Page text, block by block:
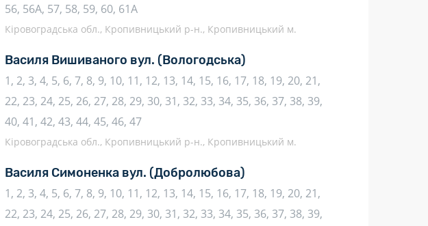
56, 56А, 57, 58, 59, 60, 61А
Кіровоградська обл., Кропивницький р-н., Кропивницький м.
Василя Вишиваного вул. (Вологодська)
1, 2, 3, 4, 5, 6, 7, 8, 9, 10, 11, 12, 13, 14, 15, 16, 17, 18, 19, 20, 21,
22, 23, 24, 25, 26, 27, 28, 29, 30, 31, 32, 33, 34, 35, 36, 37, 38, 39,
40, 41, 42, 43, 44, 45, 46, 47
Кіровоградська обл., Кропивницький р-н., Кропивницький м.
Василя Симоненка вул. (Добролюбова)
1, 2, 3, 4, 5, 6, 7, 8, 9, 10, 11, 12, 13, 14, 15, 16, 17, 18, 19, 20, 21,
22, 23, 24, 25, 26, 27, 28, 29, 30, 31, 32, 33, 34, 35, 36, 37, 38, 39,